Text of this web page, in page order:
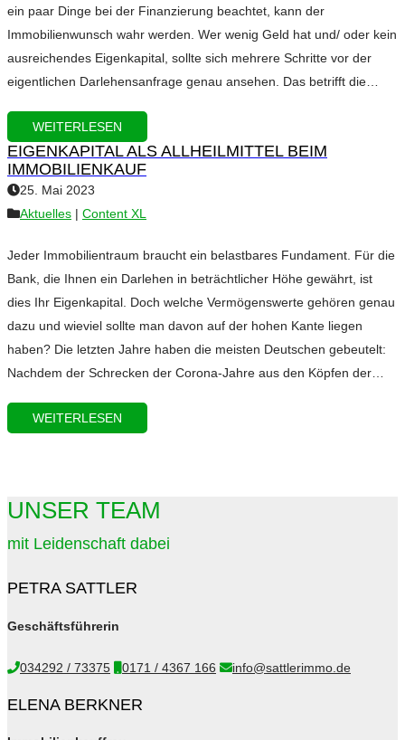
ein paar Dinge bei der Finanzierung beachtet, kann der
Immobilienwunsch wahr werden. Wer wenig Geld hat und/ oder kein
ausreichendes Eigenkapital, sollte sich mehrere Schritte vor der
eigentlichen Darlehensanfrage genau ansehen. Das betrifft die…
WEITERLESEN
EIGENKAPITAL ALS ALLHEILMITTEL BEIM
IMMOBILIENKAUF
25. Mai 2023
Aktuelles | Content XL
Jeder Immobilientraum braucht ein belastbares Fundament. Für die
Bank, die Ihnen ein Darlehen in beträchtlicher Höhe gewährt, ist
dies Ihr Eigenkapital. Doch welche Vermögenswerte gehören genau
dazu und wieviel sollte man davon auf der hohen Kante liegen
haben? Die letzten Jahre haben die meisten Deutschen gebeutelt:
Nachdem der Schrecken der Corona-Jahre aus den Köpfen der…
WEITERLESEN
UNSER TEAM
mit Leidenschaft dabei
PETRA SATTLER
Geschäftsführerin
034292 / 73375 0171 / 4367 166 info@sattlerimmo.de
ELENA BERKNER